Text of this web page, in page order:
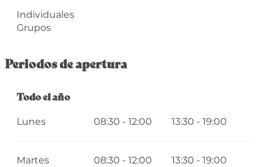
Individuales
Grupos
Periodos de apertura
Todo el año
Todo el año
Lunes 08:30 - 12:00 13:30 - 19:00
Martes 08:30 - 12:00 13:30 - 19:00